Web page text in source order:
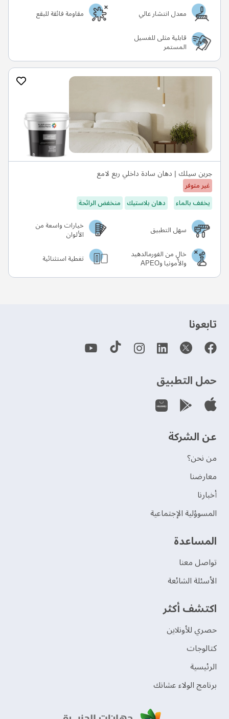
معدل انتشار عالي
مقاومة فائقة للبقع
قابلية مثلى للغسيل
المستمر
جرين سيلك | دهان سادة داخلي ربع لامع
غير متوفر
يخفف بالماء
دهان بلاستيك منخفض الرائحة
سهل التطبيق
خيارات واسعة من
الألوان
خالٍ من الفورمالدهيد
والأمونيا وAPEO تغطية استثنائية
‫تابعونا‬
حمل التطبيق
عن الشركة
من نحن؟
‫معارضنا‬
‫أخبارنا‬
المسوؤلية الإجتماعية
‫المساعدة‬
تواصل معنا
الأسئلة الشائعة
اكتشف أكثر
حصري للأونلاين
‫كتالوجات‬
الرئيسية
برنامج الولاء عشانك